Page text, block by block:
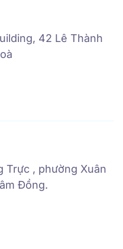
42 Lê Thành
Trực , phường Xuân
Đồng.